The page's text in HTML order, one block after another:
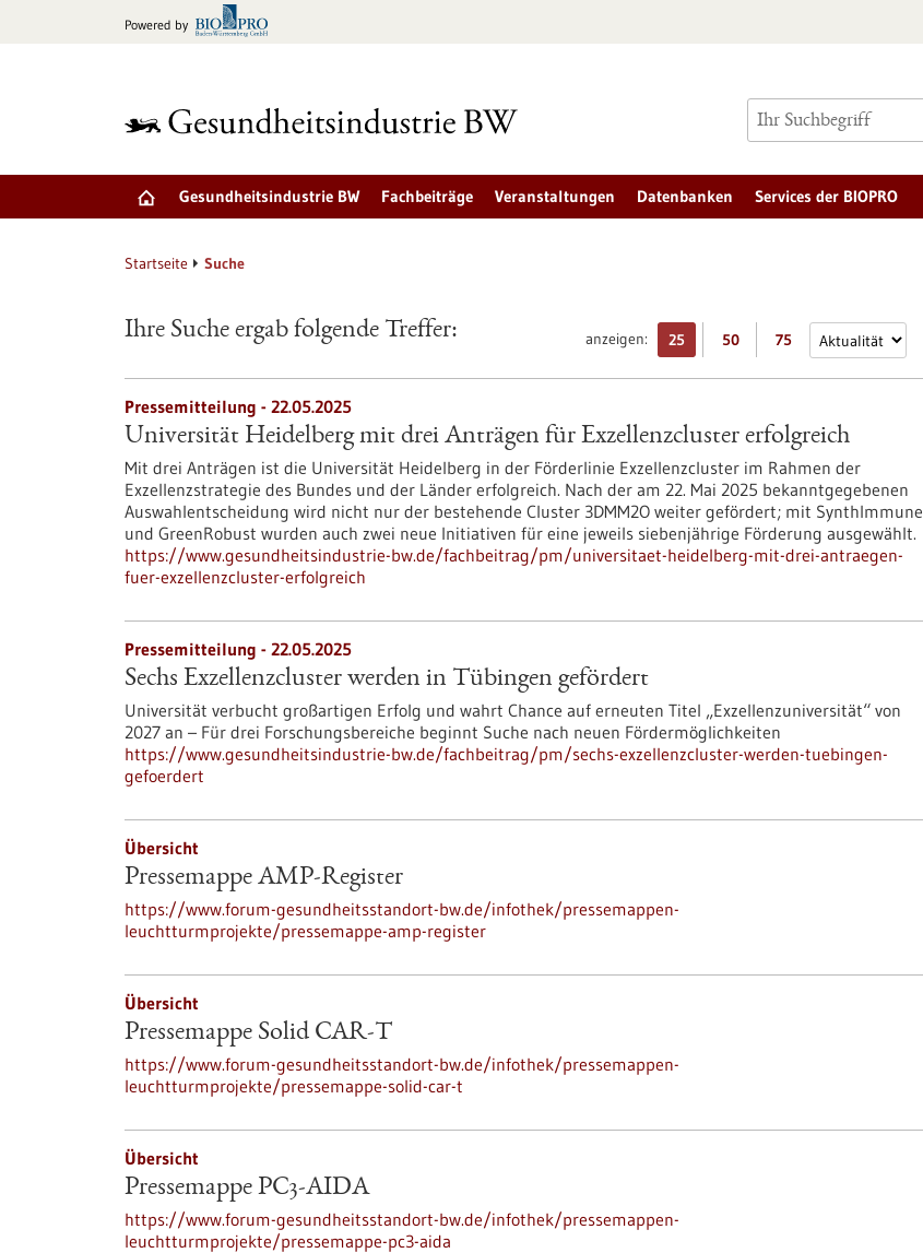
Powered by
Gesundheitsindustrie BW Fachbeiträge Veranstaltungen Datenbanken Services der BIOPRO
Startseite Suche
anzeigen: 25 50 75
Ihre Suche ergab folgende Treffer:
Pressemitteilung - 22.05.2025
Universität Heidelberg mit drei Anträgen für Exzellenzcluster erfolgreich
Mit drei Anträgen ist die Universität Heidelberg in der Förderlinie Exzellenzcluster im Rahmen der
Exzellenzstrategie des Bundes und der Länder erfolgreich. Nach der am 22. Mai 2025 bekanntgegebenen
Auswahlentscheidung wird nicht nur der bestehende Cluster 3DMM2O weiter gefördert; mit SynthImmune
und GreenRobust wurden auch zwei neue Initiativen für eine jeweils siebenjährige Förderung ausgewählt.
https://www.gesundheitsindustrie-bw.de/fachbeitrag/pm/universitaet-heidelberg-mit-drei-antraegen-
fuer-exzellenzcluster-erfolgreich
Pressemitteilung - 22.05.2025
Sechs Exzellenzcluster werden in Tübingen gefördert
Universität verbucht großartigen Erfolg und wahrt Chance auf erneuten Titel „Exzellenzuniversität“ von
2027 an – Für drei Forschungsbereiche beginnt Suche nach neuen Fördermöglichkeiten
https://www.gesundheitsindustrie-bw.de/fachbeitrag/pm/sechs-exzellenzcluster-werden-tuebingen-
gefoerdert
Übersicht
Pressemappe AMP-Register
https://www.forum-gesundheitsstandort-bw.de/infothek/pressemappen-
leuchtturmprojekte/pressemappe-amp-register
Übersicht
Pressemappe Solid CAR-T
https://www.forum-gesundheitsstandort-bw.de/infothek/pressemappen-
leuchtturmprojekte/pressemappe-solid-car-t
Übersicht
Pressemappe PC3-AIDA
https://www.forum-gesundheitsstandort-bw.de/infothek/pressemappen-
leuchtturmprojekte/pressemappe-pc3-aida